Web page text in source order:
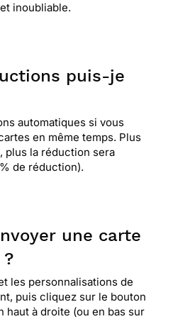
inoubliable.
puis-je
automatiques si vous
en même temps. Plus
plus la réduction sera
de réduction).
une carte
les personnalisations de
puis cliquez sur le bouton
haut à droite (ou en bas sur